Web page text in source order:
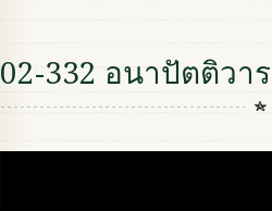
02-332 อนาปัตติวาร